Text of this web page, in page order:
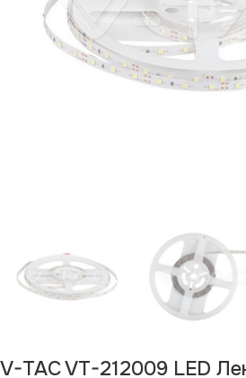
V-TAC VT-212009 LED